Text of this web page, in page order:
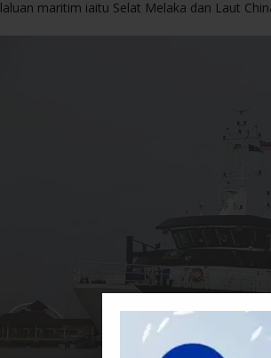
laluan maritim iaitu Selat Melaka dan Laut